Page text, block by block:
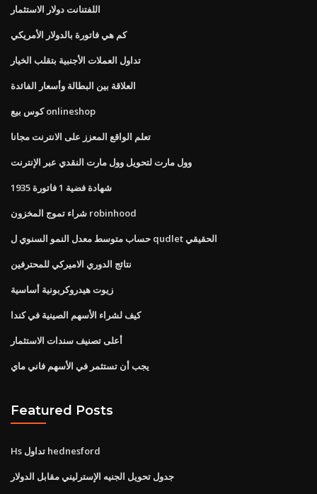
اللفتنانت دولار الاستثمار
كم هي فاتورة بالدولار الأمريكي
تداول العملات الأجنبية بتقلب الخيار
العلاقة بين البطالة وأسعار الفائدة
كوس بيع onlineshop
تعلم الواقع المعزز على الانترنت مجانا
وول مارت لتحويل وول مارت النقدي عبر الإنترنت
شهادة فضية 1 فاتورة 1935
شراء تموج المخزون robinhood
حساب متوسط ​​معدل النمو السنوي ل qudlet الحقيقي
نتائج الدوري الاميركي للمحترفين
زيوت هيدروكربونية أساسية
كيف لشراء الأسهم الصينية في كندا
أعلى تصنيف سندات الاستثمار
يجب أن تستثمر في الأسهم فاني ماي
Featured Posts
Hs تداول hednesford
جدول تحويل الجنيه الإسترليني مقابل الدولار